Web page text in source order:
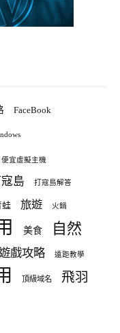
FaceBook
便宜虛擬主機
島 打寇島解答
蛙 旅遊 火鍋
美食 自然
戲攻略 遠距教學
頂級域名 飛羽